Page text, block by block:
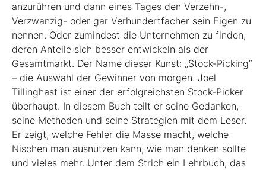
anzurühren und dann eines Tages den Verzehn-,
Verzwanzig- oder gar Verhundertfacher sein Eigen zu
nennen. Oder zumindest die Unternehmen zu finden,
deren Anteile sich besser entwickeln als der
Gesamtmarkt. Der Name dieser Kunst: „Stock-Picking“
– die Auswahl der Gewinner von morgen. Joel
Tillinghast ist einer der erfolgreichsten Stock-Picker
überhaupt. In diesem Buch teilt er seine Gedanken,
seine Methoden und seine Strategien mit dem Leser.
Er zeigt, welche Fehler die Masse macht, welche
Nischen man ausnutzen kann, wie man denken sollte
und vieles mehr. Unter dem Strich ein Lehrbuch, das